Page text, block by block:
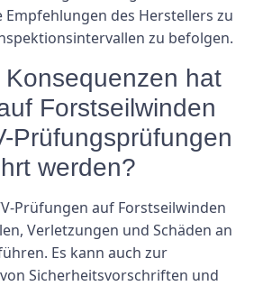
Empfehlungen des Herstellers zu
zu befolgen.
Konsequenzen hat
Forstseilwinden
Prüfungsprüfungen
werden?
Prüfungen auf Forstseilwinden
Verletzungen und Schäden an
Es kann auch zur
Sicherheitsvorschriften und